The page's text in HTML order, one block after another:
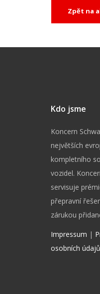
Zpět na
Kdo jsme
Koncern
největších
kompletního
vozidel.
servisuje
přepravní
zárukou
Impressum |
osobních údajů